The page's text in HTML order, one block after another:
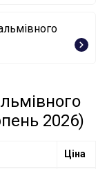
47769-
2388122026)
Ціна